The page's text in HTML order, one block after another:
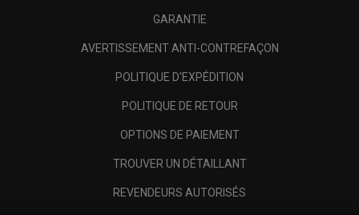
GARANTIE
AVERTISSEMENT ANTI-CONTREFAÇON
POLITIQUE D'EXPÉDITION
POLITIQUE DE RETOUR
OPTIONS DE PAIEMENT
TROUVER UN DÉTAILLANT
REVENDEURS AUTORISÉS